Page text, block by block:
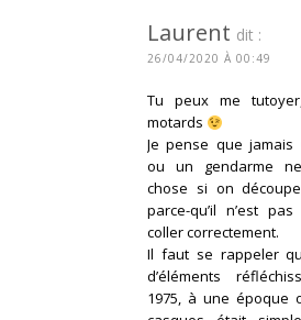
Laurent dit :
26/04/2020 À 00:49
Tu peux me
motards
Je pense que jamais
ou un gendarme
chose si on
parce-qu’il n’est
coller correctement.
Il faut se rappeler
d’éléments
1975, à une époque